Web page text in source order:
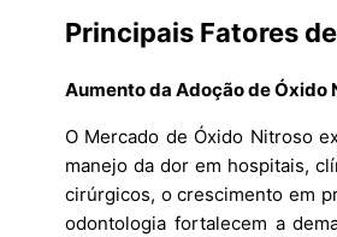
Principais Fatores
Aumento da Adoção de
O Mercado de Óxido Nitroso
manejo da dor em hospitais,
cirúrgicos, o crescimento em
odontologia fortalecem a